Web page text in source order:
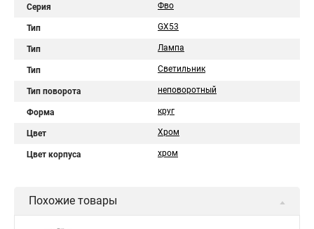
Серия Фво
Тип GX53
Тип Лампа
Тип Светильник
Тип поворота неповоротный
Форма круг
Цвет Хром
Цвет корпуса хром
Похожие товары